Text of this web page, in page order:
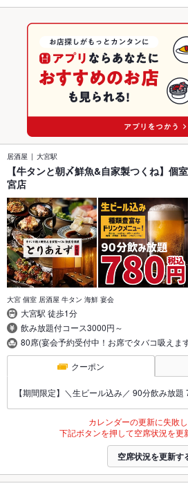
居酒屋 大宮駅
【牛タンと朝〆鮮魚&自家製つくね】個
宮店
大宮 個室 居酒屋 牛タン 海鮮 宴会
大宮駅 徒歩1分
飲み放題付コース3000円～
80席(宴会予約受付中！お席でタバコ吸えま
クーポン
【期間限定】＼生ビール込み／ 90分飲み放題
カレンダーの更新に失敗し
下記ボタンを押して空席状況を更
空席状況を更新す